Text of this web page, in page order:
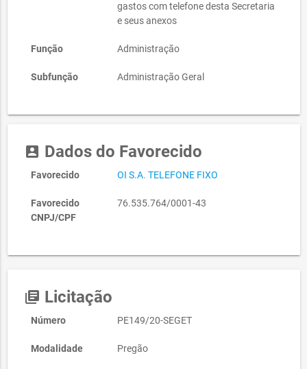
gastos com telefone desta Secretaria
e seus anexos
Função Administração
Subfunção Administração Geral
account_box Dados do Favorecido
Favorecido OI S.A. TELEFONE FIXO
Favorecido
CNPJ/CPF
76.535.764/0001-43
library_books Licitação
Número PE149/20-SEGET
Modalidade Pregão